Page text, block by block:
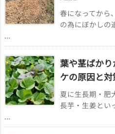
春になってから
の為にぼかし
...
葉や茎ばか
ケの原因と対
夏に生長期・肥
長芋・生姜とい
...